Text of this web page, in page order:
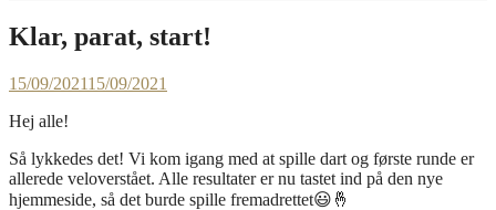
Klar, parat, start!
15/09/202115/09/2021
Hej alle!
Så lykkedes det! Vi kom igang med at spille dart og første runde er
allerede veloverstået. Alle resultater er nu tastet ind på den nye
hjemmeside, så det burde spille fremadrettet😃🤞